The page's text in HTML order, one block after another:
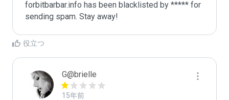
forbitbarbar.info has been blacklisted by ***** for
sending spam. Stay away!
役立つ
G@brielle
15年前